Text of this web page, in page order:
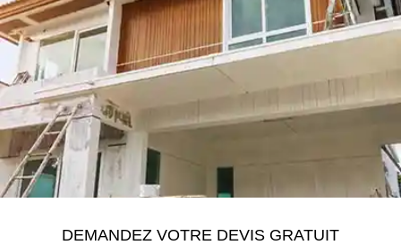
DEMANDEZ VOTRE DEVIS GRATUIT